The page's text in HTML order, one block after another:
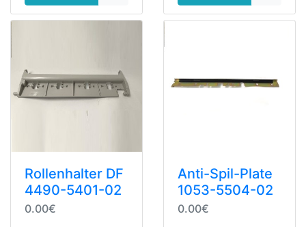
Rollenhalter DF
4490-5401-02
0.00€
Anti-Spil-Plate
1053-5504-02
0.00€